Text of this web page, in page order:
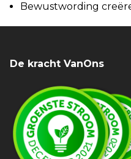
Bewustwording
De kracht VanOns